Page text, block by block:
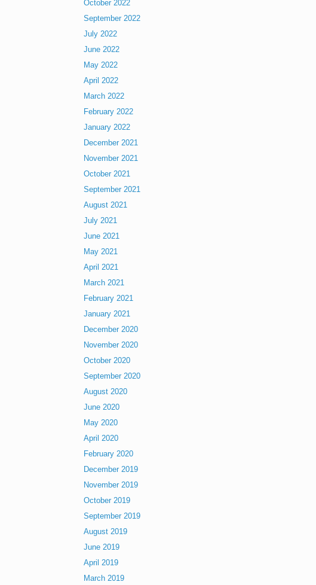
October 2022
September 2022
July 2022
June 2022
May 2022
April 2022
March 2022
February 2022
January 2022
December 2021
November 2021
October 2021
September 2021
August 2021
July 2021
June 2021
May 2021
April 2021
March 2021
February 2021
January 2021
December 2020
November 2020
October 2020
September 2020
August 2020
June 2020
May 2020
April 2020
February 2020
December 2019
November 2019
October 2019
September 2019
August 2019
June 2019
April 2019
March 2019